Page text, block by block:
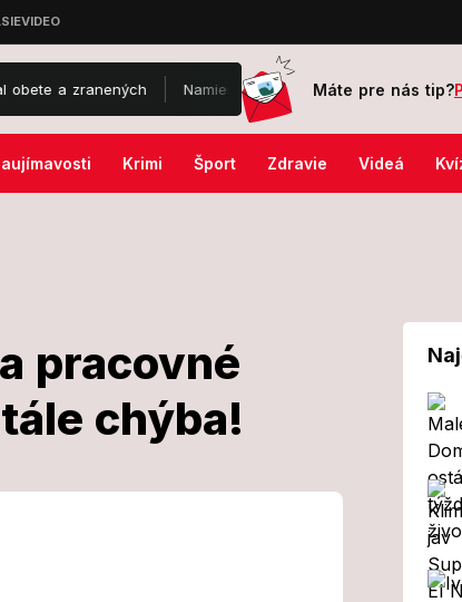
Namiesto svadby chystá pohreb: Policajt († 24)
Máte pre nás tip?
Krimi Šport Zdravie Videá
pracovné
chýba!